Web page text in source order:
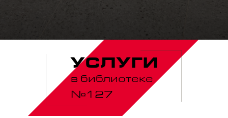
УСЛУГИ
в библиотеке
№127